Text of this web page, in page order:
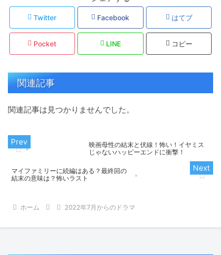
Twitter Facebook はてブ
Pocket LINE コピー
関連記事
関連記事は見つかりませんでした。
映画母性の結末と伏線！怖い！イヤミス
じゃないハッピーエンドに衝撃！
マイファミリーに続編はある？最終回の
結末の意味は？怖いラスト
ホーム 2022年7月からのドラマ